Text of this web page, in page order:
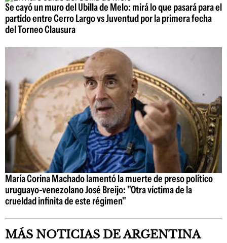
Se cayó un muro del Ubilla de Melo: mirá lo que pasará para el
partido entre Cerro Largo vs Juventud por la primera fecha
del Torneo Clausura
María Corina Machado lamentó la muerte de preso político
uruguayo-venezolano José Breijo: "Otra víctima de la
crueldad infinita de este régimen"
MÁS NOTICIAS DE ARGENTINA